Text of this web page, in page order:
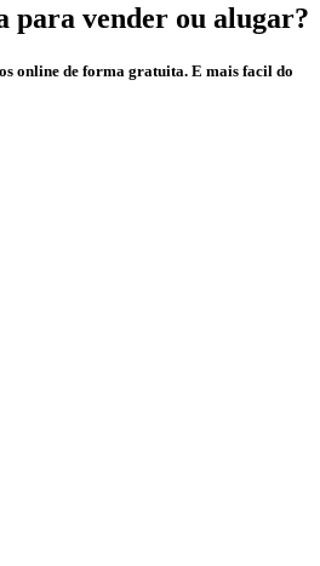
para vender ou alugar?
online de forma gratuita. E mais facil do